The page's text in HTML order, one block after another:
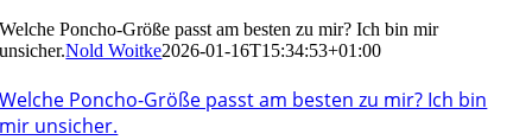
Welche Poncho-Größe passt am besten zu mir? Ich bin mir
unsicher.Nold Woitke2026-01-16T15:34:53+01:00
Welche Poncho-Größe passt am besten zu mir? Ich bin
mir unsicher.